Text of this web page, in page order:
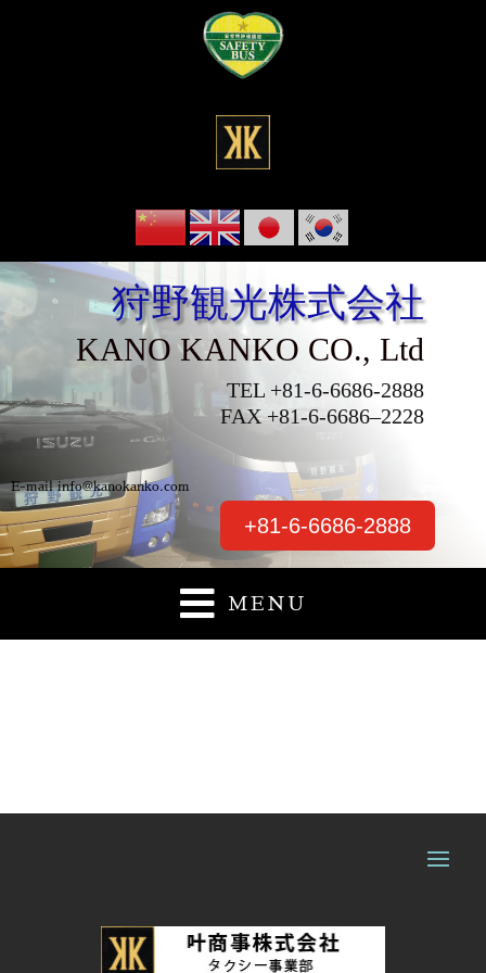
狩野観光株式会社
KANO KANKO CO., Ltd
TEL +81-6-6686-2888
FAX +81-6-6686–2228
E-mail info@kanokanko.com
+81-6-6686-2888
 MENU